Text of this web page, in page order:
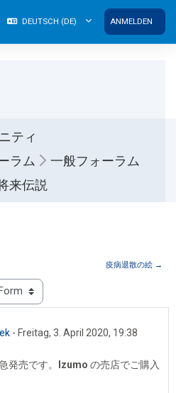
DEUTSCH ‎(DE)‎ ANMELDEN
ティ
ラム
一般フォーラム
来伝説
疫病退散の絵 →
- Freitag, 3. April 2020, 19:38
発売です。 Izumo の売店でご購入